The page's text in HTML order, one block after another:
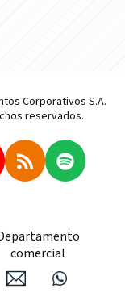
Corporativos S.A.
reservados.
comercial